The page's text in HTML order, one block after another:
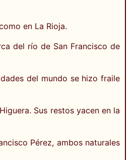
en La Rioja.
del río de San Francisco de
del mundo se hizo fraile
Sus restos yacen en la
Pérez, ambos naturales